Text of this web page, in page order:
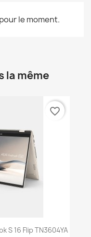
le moment.
la même
S 16 Flip TN3604YA
favorite_border